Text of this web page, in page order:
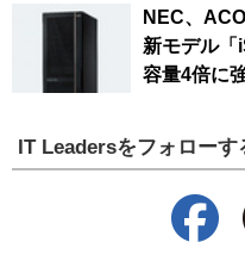
NEC、
新モデル「
容量4倍に
IT Leadersをフォローす